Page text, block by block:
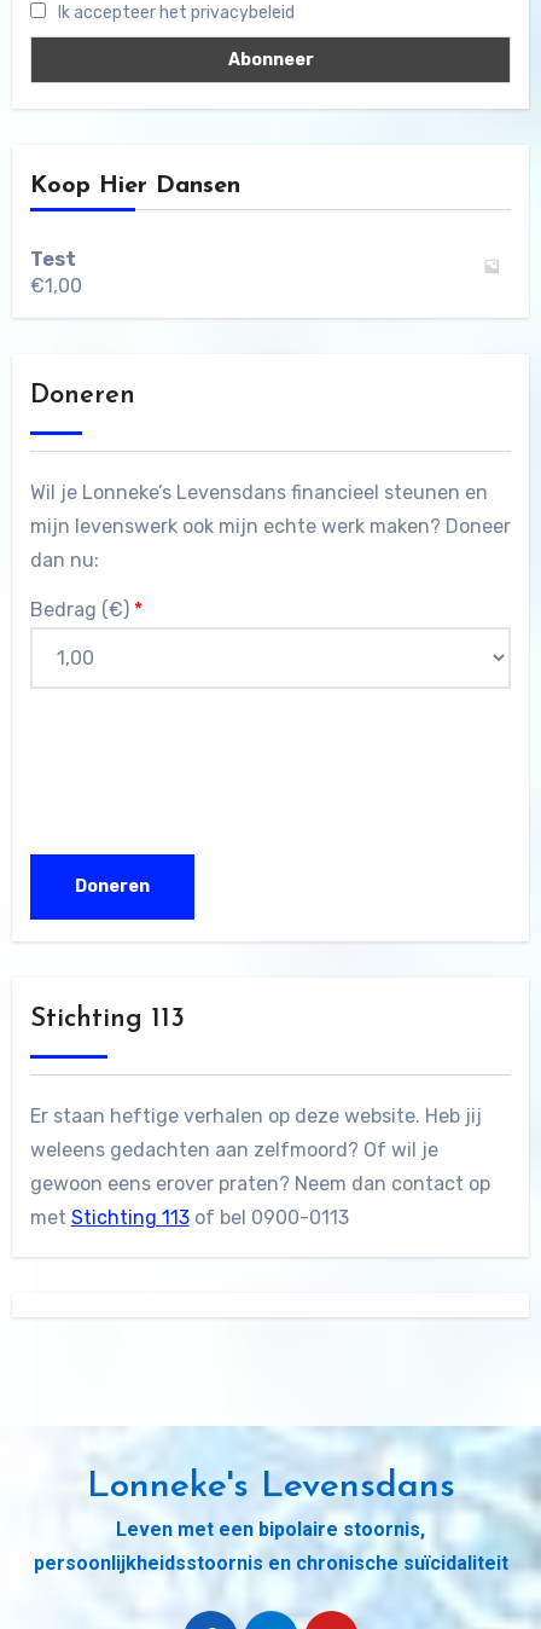
Ik accepteer het privacybeleid
Koop Hier Dansen
Test
€1,00
Doneren
Wil je Lonneke’s Levensdans financieel steunen en
mijn levenswerk ook mijn echte werk maken? Doneer
dan nu:
Bedrag (€) *
Stichting 113
Er staan heftige verhalen op deze website. Heb jij
weleens gedachten aan zelfmoord? Of wil je
gewoon eens erover praten? Neem dan contact op
met Stichting 113of bel 0900-0113
Lonneke's Levensdans
Leven met een bipolaire stoornis,
persoonlijkheidsstoornis en chronische suïcidaliteit